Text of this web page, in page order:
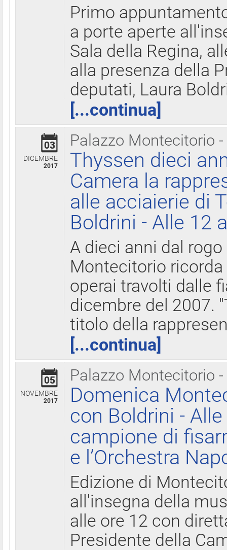
Primo
a porte aperte
Sala della Regina,
alla presenza della
deputati, Laura
[...continua]
Palazzo Montecitorio
03
DICEMBRE
2017
Thyssen dieci
Camera la
alle acciaierie di
Boldrini - Alle 12
A dieci anni dal
Montecitorio
operai travolti dalle
dicembre del 2007.
titolo della
[...continua]
Palazzo Montecitorio
05
NOVEMBRE
2017
Domenica
con Boldrini -
campione di
e l’Orchestra
Edizione di
all'insegna della
alle ore 12 con
Presidente della